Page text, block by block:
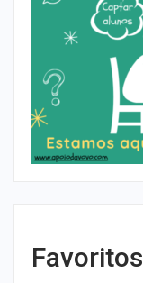
Favoritos